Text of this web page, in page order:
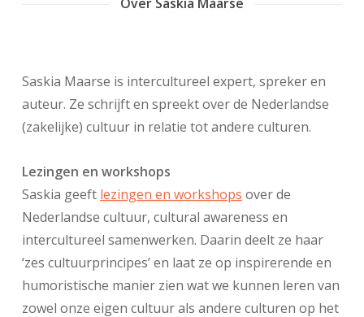
Saskia Maarse is intercultureel expert, spreker en
auteur. Ze schrijft en spreekt over de Nederlandse
(zakelijke) cultuur in relatie tot andere culturen.
Lezingen en workshops
Saskia geeft lezingen en workshops over de
Nederlandse cultuur, cultural awareness en
intercultureel samenwerken. Daarin deelt ze haar
‘zes cultuurprincipes’ en laat ze op inspirerende en
humoristische manier zien wat we kunnen leren van
zowel onze eigen cultuur als andere culturen op het